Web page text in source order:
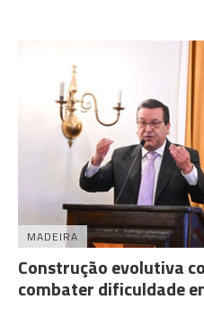
MADEIRA
Construção evolutiva
combater dificuldade